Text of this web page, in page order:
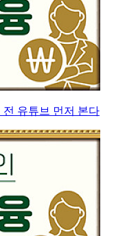
전 유튜브 먼저 본다